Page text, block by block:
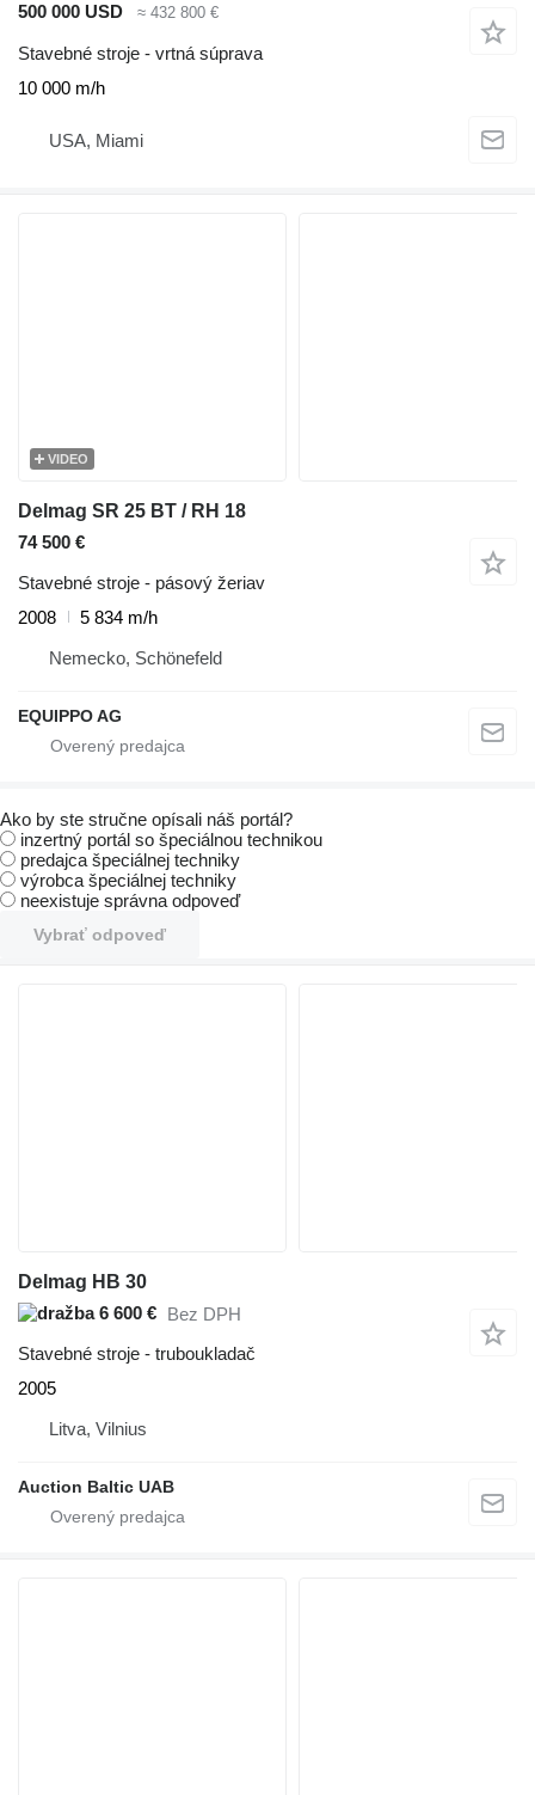
500 000 USD
≈ 432 800 €
Stavebné stroje - vrtná súprava
10 000 m/h
USA, Miami
VIDEO
Delmag SR 25 BT / RH 18
74 500 €
Stavebné stroje - pásový žeriav
2008
5 834 m/h
Nemecko, Schönefeld
EQUIPPO AG
Ako by ste stručne opísali náš portál?
inzertný portál so špeciálnou technikou
predajca špeciálnej techniky
výrobca špeciálnej techniky
neexistuje správna odpoveď
Vybrať odpoveď
Delmag HB 30
6 600 € Bez DPH
Stavebné stroje - truboukladač
2005
Litva, Vilnius
Auction Baltic UAB